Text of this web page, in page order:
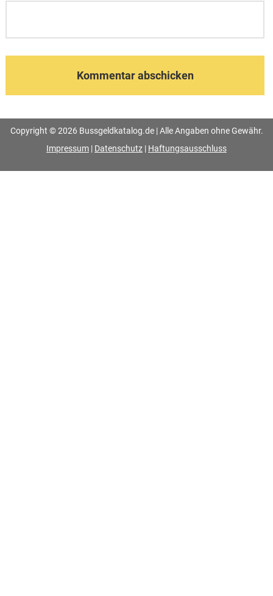
Copyright © 2026 Bussgeldkatalog.de | Alle Angaben ohne Gewähr.
Impressum | Datenschutz | Haftungsausschluss